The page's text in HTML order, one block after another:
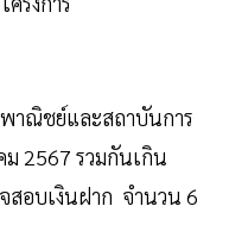
าณิชย์และสถาบันการ
2567 รวมกันเกิน
สอบเงินฝาก จำนวน 6